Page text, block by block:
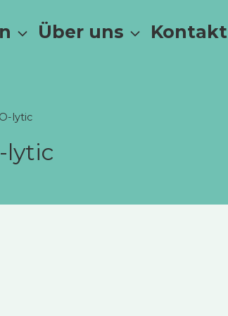
Über uns Kontakt
lytic
lytic